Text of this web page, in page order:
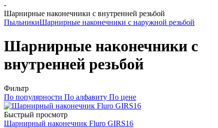
-
Шарнирные наконечники с внутренней резьбой
ПыльникиШарнирные наконечники с наружной резьбой
Шарнирные наконечники с
внутренней резьбой
Фильтр
По популярности По алфавиту По цене
Быстрый просмотр
Шарнирный наконечник Fluro GIRS16